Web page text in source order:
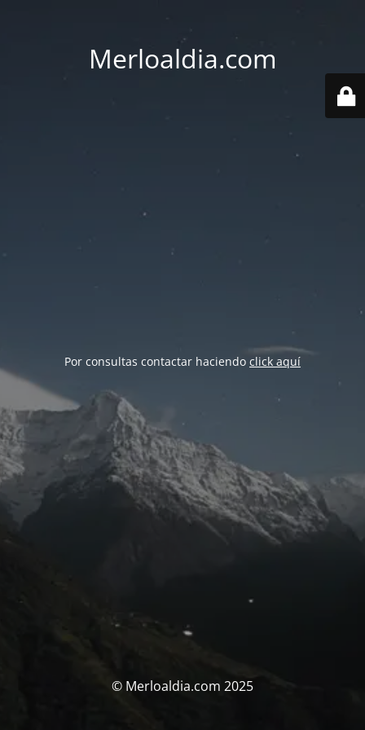
Merloaldia.com
Por consultas contactar haciendo click aquí
© Merloaldia.com 2025